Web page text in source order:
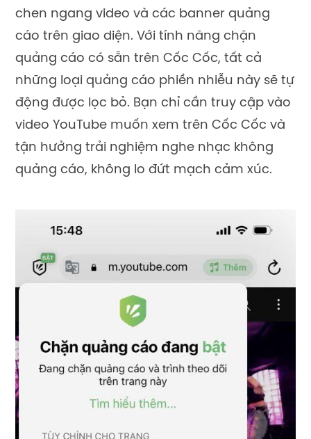
chen ngang video và các banner quảng
cáo trên giao diện. Với tính năng chặn
quảng cáo có sẵn trên Cốc Cốc, tất cả
những loại quảng cáo phiền nhiễu này sẽ tự
động được lọc bỏ. Bạn chỉ cần truy cập vào
video YouTube muốn xem trên Cốc Cốc và
tận hưởng trải nghiệm nghe nhạc không
quảng cáo, không lo đứt mạch cảm xúc.